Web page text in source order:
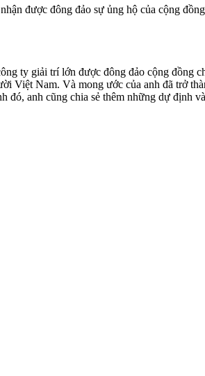
được đông đảo sự ủng hộ của cộng
ty giải trí lớn được đông đảo cộng đồng
Việt Nam. Và mong ước của anh đã trở
đó, anh cũng chia sẻ thêm những dự định